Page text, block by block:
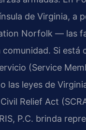
de Virginia, a
Norfolk — las
Si
(Service
las leyes de
Relief Act
P.C. brinda